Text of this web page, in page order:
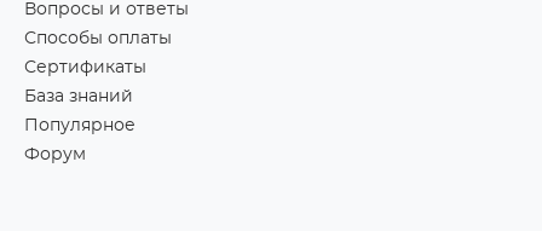
Вопросы и ответы
Способы оплаты
Сертификаты
База знаний
Популярное
Форум